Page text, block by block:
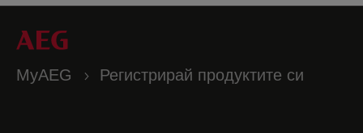
MyAEG Регистрирай продуктите си